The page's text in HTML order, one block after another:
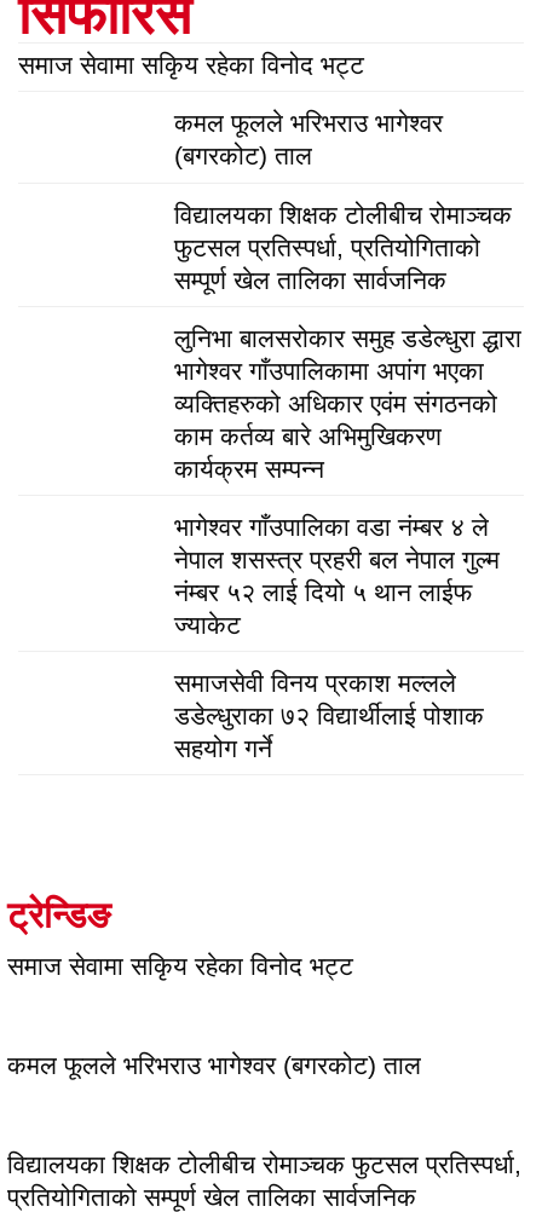
सिफारिस
समाज सेवामा सकिृय रहेका विनोद भट्ट
कमल फूलले भरिभराउ भागेश्वर
(बगरकोट) ताल
विद्यालयका शिक्षक टोलीबीच रोमाञ्चक
फुटसल प्रतिस्पर्धा, प्रतियोगिताको
सम्पूर्ण खेल तालिका सार्वजनिक
लुनिभा बालसरोकार समुह डडेल्धुरा द्धारा
भागेश्वर गाँउपालिकामा अपांग भएका
व्यक्तिहरुको अधिकार एवंम संगठनको
काम कर्तव्य बारे अभिमुखिकरण
कार्यक्रम सम्पन्न
भागेश्वर गाँउपालिका वडा नंम्बर ४ ले
नेपाल शसस्त्र प्रहरी बल नेपाल गुल्म
नंम्बर ५२ लाई दियो ५ थान लाईफ
ज्याकेट
समाजसेवी विनय प्रकाश मल्लले
डडेल्धुराका ७२ विद्यार्थीलाई पोशाक
सहयोग गर्ने
ट्रेन्डिङ
समाज सेवामा सकिृय रहेका विनोद भट्ट
कमल फूलले भरिभराउ भागेश्वर (बगरकोट) ताल
विद्यालयका शिक्षक टोलीबीच रोमाञ्चक फुटसल प्रतिस्पर्धा,
प्रतियोगिताको सम्पूर्ण खेल तालिका सार्वजनिक